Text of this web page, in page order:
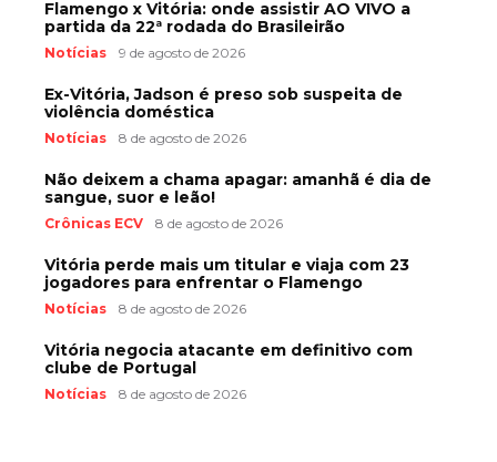
Flamengo x Vitória: onde assistir AO VIVO a
partida da 22ª rodada do Brasileirão
Notícias 9 de agosto de 2026
Ex-Vitória, Jadson é preso sob suspeita de
violência doméstica
Notícias 8 de agosto de 2026
Não deixem a chama apagar: amanhã é dia de
sangue, suor e leão!
Crônicas ECV 8 de agosto de 2026
Vitória perde mais um titular e viaja com 23
jogadores para enfrentar o Flamengo
Notícias 8 de agosto de 2026
Vitória negocia atacante em definitivo com
clube de Portugal
Notícias 8 de agosto de 2026